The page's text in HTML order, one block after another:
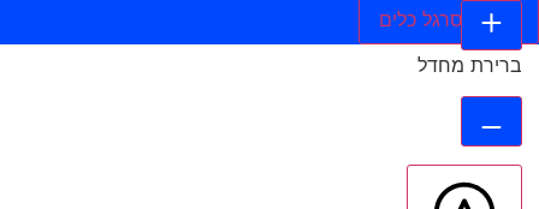
הסתר סרגל כלים
ברירת מחדל